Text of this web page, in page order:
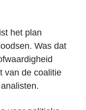
het plan
Was dat
van de coalitie